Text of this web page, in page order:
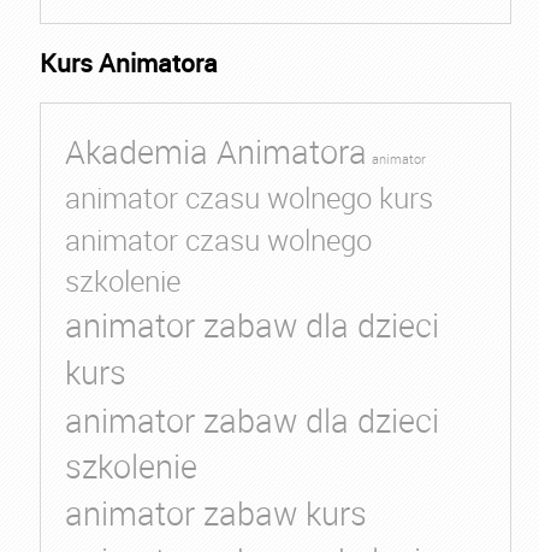
Kurs Animatora
Akademia Animatora animator
animator czasu wolnego kurs
animator czasu wolnego
szkolenie
animator zabaw dla dzieci
kurs
animator zabaw dla dzieci
szkolenie
animator zabaw kurs